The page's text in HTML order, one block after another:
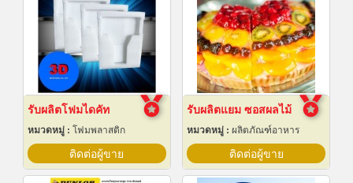
รับผลิตโฟมไดคัท
หมวดหมู่ : โฟมพลาสติก
ติดต่อผู้ขาย
รับผลิตแยม ซอสผลไม้
หมวดหมู่ : ผลิตภัณฑ์อาหาร
ติดต่อผู้ขาย